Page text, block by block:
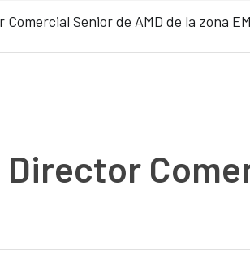
Senior de AMD de la zona